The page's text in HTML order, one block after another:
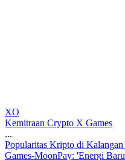
XO
Kemitraan Crypto X Games
...
Popularitas Kripto di Kalangan
Games-MoonPay: 'Energi Baru